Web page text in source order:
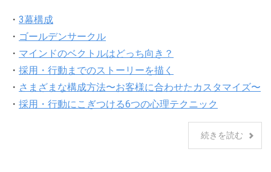
・ 3幕構成
・ ゴールデンサークル
・ マインドのベクトルはどっち向き？
・ 採用・行動までのストーリーを描く
・ さまざまな構成方法〜お客様に合わせたカスタマイズ〜
・ 採用・行動にこぎつける6つの心理テクニック
続きを読む